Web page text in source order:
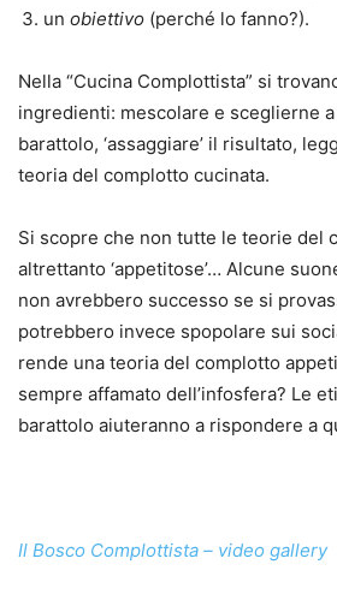
un obiettivo (perché lo fanno?).
Nella “Cucina Complottista” si
ingredienti: mescolare e sceglierne
barattolo, ‘assaggiare’ il risultato,
teoria del complotto cucinata.
Si scopre che non tutte le teorie del
altrettanto ‘appetitose’… Alcune
non avrebbero successo se si
potrebbero invece spopolare sui
rende una teoria del complotto
sempre affamato dell’infosfera? Le
barattolo aiuteranno a rispondere a
Il Bosco Complottista – video gallery